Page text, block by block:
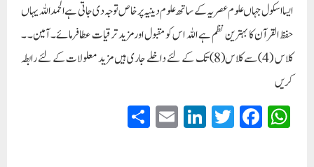
ایسااسکول جہاں علوم عصریہ کے ساتھ علوم دینیہ پر خاص توجہ دی جاتی ہے الحمد اللہ یہاں
حفظ القرآن کا بہترین نظم ہے اللہ اس کو مقبول اورمزید ترقیات عطافرمائے۔ آمین۔ ۔
کلاس (4) سے کلاس(8) تک کے لئے داخلے جاری ہیں مزید معلولات کے لئے رابطہ
کریں
W
ha
Fa
ce
T
wi
Li
nk
E
m